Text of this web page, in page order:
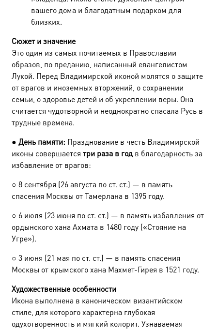
вашего дома и благодатным подарком для
близких.
Сюжет и значение
Это один из самых почитаемых в Православии
образов, по преданию, написанный евангелистом
Лукой. Перед Владимирской иконой молятся о защите
от врагов и иноземных вторжений, о сохранении
семьи, о здоровье детей и об укреплении веры. Она
считается чудотворной и неоднократно спасала Русь в
трудные времена.
● День памяти: Празднование в честь Владимирской
иконы совершается три раза в год в благодарность за
избавление от врагов:
○ 8 сентября (26 августа по ст. ст.) — в память
спасения Москвы от Тамерлана в 1395 году.
○ 6 июля (23 июня по ст. ст.) — в память избавления от
ордынского хана Ахмата в 1480 году («Стояние на
Угре»).
○ 3 июня (21 мая по ст. ст.) — в память спасения
Москвы от крымского хана Махмет-Гирея в 1521 году.
Художественные особенности
Икона выполнена в каноническом византийском
стиле, для которого характерна глубокая
одухотворенность и мягкий колорит. Узнаваемая